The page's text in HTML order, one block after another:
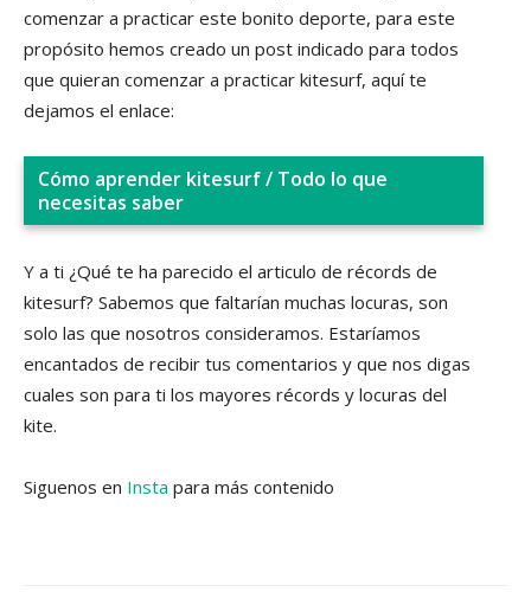
comenzar a practicar este bonito deporte, para este
propósito hemos creado un post indicado para todos
que quieran comenzar a practicar kitesurf, aquí te
dejamos el enlace:
Cómo aprender kitesurf / Todo lo que
necesitas saber
Y a ti ¿Qué te ha parecido el articulo de récords de
kitesurf? Sabemos que faltarían muchas locuras, son
solo las que nosotros consideramos. Estaríamos
encantados de recibir tus comentarios y que nos digas
cuales son para ti los mayores récords y locuras del
kite.
Siguenos en Insta para más contenido